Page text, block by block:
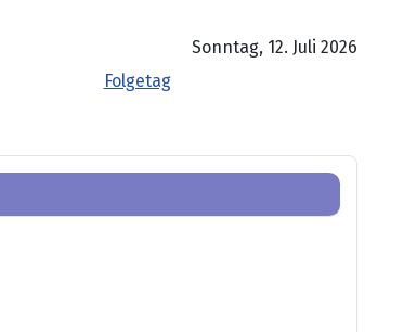
Sonntag, 12. Juli 2026
Folgetag